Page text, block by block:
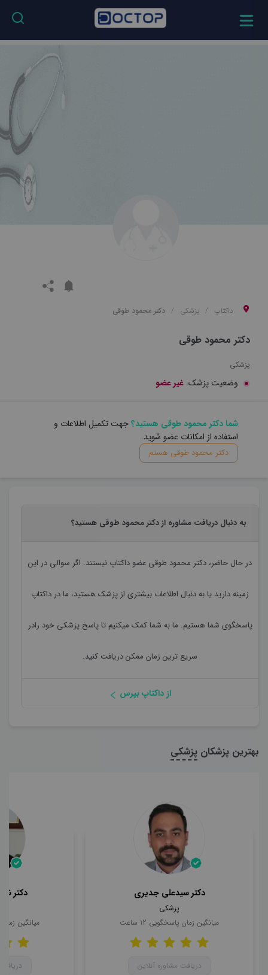
داکتاپ پزشکی دکتر محمود طوقی
دکتر محمود طوقی
پزشکی
وضعیت پزشک: غیر عضو
شما دکتر محمود طوقی هستید؟جهت تکمیل اطلاعات و
استفاده از امکانات عضو شوید.
دکتر محمود طوقی هستم
به دنبال دریافت مشاوره از دکتر محمود طوقی هستید؟
در حال حاضر، دکتر محمود طوقی عضو داکتاپ نیستند. اگر سوالی در این
زمینه دارید یا به دنبال اطلاعات بیشتری از پزشک هستید، ما در داکتاپ
پاسخگوی شما هستیم. ما به شما کمک میکنیم تا پاسخ پزشکی خود رادر
سریع ترین زمان ممکن دریافت کنید.
از داکتاپ بپرس
بهترین پزشکان پزشکی
دکتر سیدعلی جدیری
پزشکی
میانگین زمان پاسخگویی 12 ساعت
دریافت مشاوره آنلاین
دکتر
میانگین